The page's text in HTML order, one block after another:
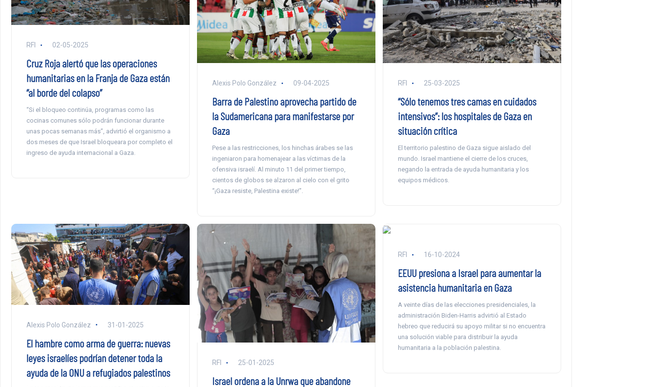
RFI 02-05-2025
Cruz Roja alertó que las operaciones
humanitarias en la Franja de Gaza están
“al borde del colapso”
“Si el bloqueo continúa, programas como las
cocinas comunes sólo podrán funcionar durante
unas pocas semanas más”, advirtió el organismo a
dos meses de que Israel bloqueara por completo el
ingreso de ayuda internacional a Gaza.
Alexis Polo González 09-04-2025
Barra de Palestino aprovecha partido de
la Sudamericana para manifestarse por
Gaza
Pese a las restricciones, los hinchas árabes se las
ingeniaron para homenajear a las víctimas de la
ofensiva israelí. Al minuto 11 del primer tiempo,
cientos de globos se alzaron al cielo con el grito
“¡Gaza resiste, Palestina existe!”.
RFI 25-03-2025
“Sólo tenemos tres camas en cuidados
intensivos”: los hospitales de Gaza en
situación crítica
El territorio palestino de Gaza sigue aislado del
mundo. Israel mantiene el cierre de los cruces,
negando la entrada de ayuda humanitaria y los
equipos médicos.
Alexis Polo González 31-01-2025
El hambre como arma de guerra: nuevas
leyes israelíes podrían detener toda la
ayuda de la ONU a refugiados palestinos
RFI 25-01-2025
Israel ordena a la Unrwa que abandone
RFI 16-10-2024
EEUU presiona a Israel para aumentar la
asistencia humanitaria en Gaza
A veinte días de las elecciones presidenciales, la
administración Biden-Harris advirtió al Estado
hebreo que reducirá su apoyo militar si no encuentra
una solución viable para distribuir la ayuda
humanitaria a la población palestina.